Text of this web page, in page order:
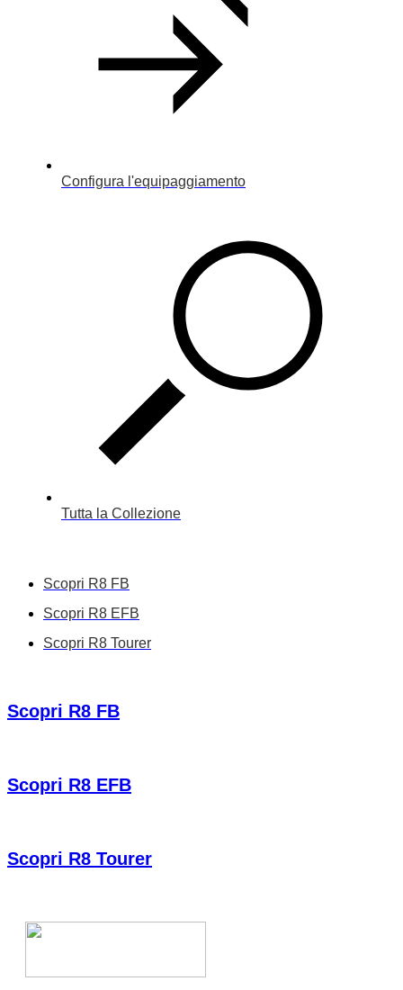
Configura l'equipaggiamento
Tutta la Collezione
Scopri R8 FB
Scopri R8 EFB
Scopri R8 Tourer
Scopri R8 FB
Scopri R8 EFB
Scopri R8 Tourer